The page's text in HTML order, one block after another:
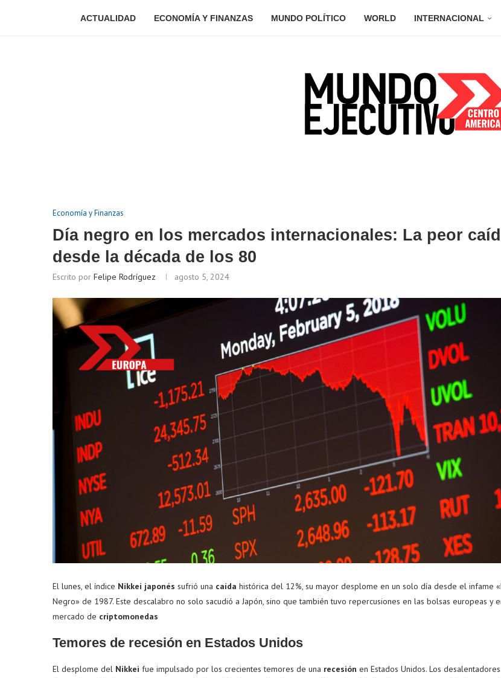
ACTUALIDAD ECONOMÍA Y FINANZAS MUNDO POLÍTICO WORLD INTERNACIONAL
Economía y Finanzas
Día negro en los mercados internacionales: La peor
desde la década de los 80
Escrito por Felipe Rodríguez agosto 5, 2024
El lunes, el índice Nikkei japonés sufrió una caída histórica del 12%, su mayor desplome en un solo día desde el infame
Negro» de 1987. Este descalabro no solo sacudió a Japón, sino que también tuvo repercusiones en las bolsas europeas y
mercado de criptomonedas
Temores de recesión en Estados Unidos
El desplome del Nikkei fue impulsado por los crecientes temores de una recesión en Estados Unidos. Los
(BTC) $ 64,535.00 Ethereum Tether (USDT) $ 0.999347